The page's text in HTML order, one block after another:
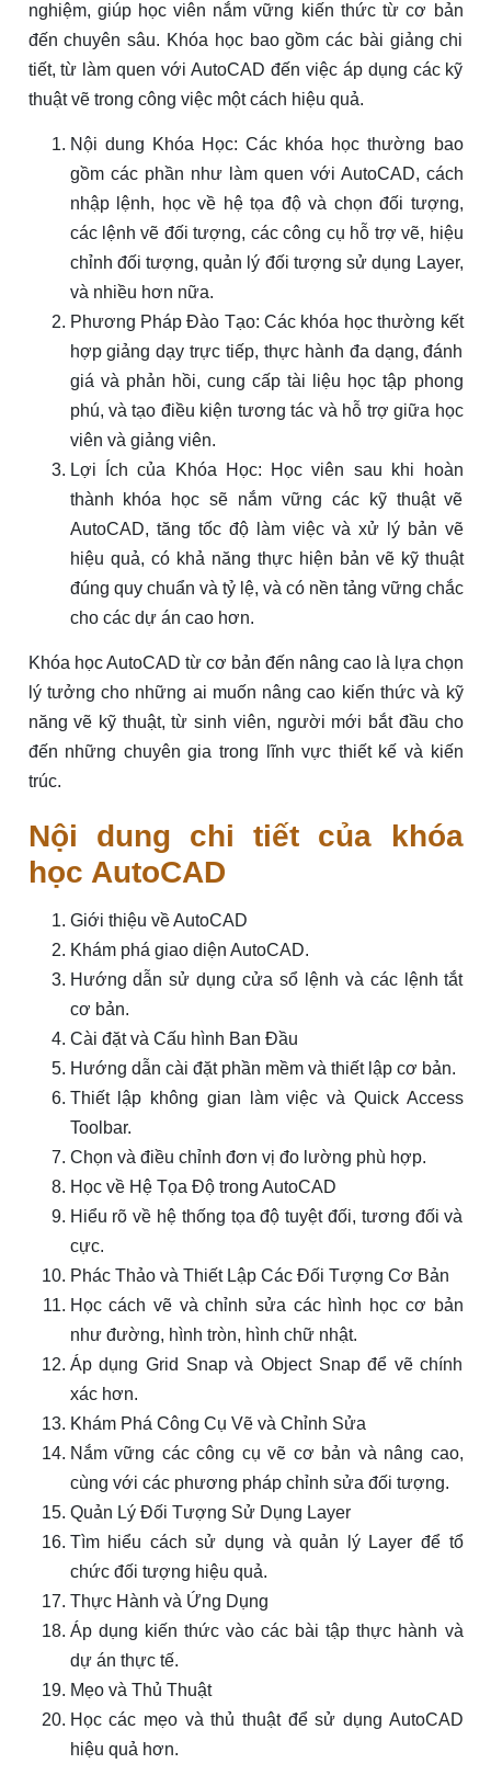
nghiệm, giúp học viên nắm vững kiến thức từ cơ bản
đến chuyên sâu. Khóa học bao gồm các bài giảng chi
tiết, từ làm quen với AutoCAD đến việc áp dụng các kỹ
thuật vẽ trong công việc một cách hiệu quả.
Nội dung Khóa Học: Các khóa học thường bao
gồm các phần như làm quen với AutoCAD, cách
nhập lệnh, học về hệ tọa độ và chọn đối tượng,
các lệnh vẽ đối tượng, các công cụ hỗ trợ vẽ, hiệu
chỉnh đối tượng, quản lý đối tượng sử dụng Layer,
và nhiều hơn nữa.
Phương Pháp Đào Tạo: Các khóa học thường kết
hợp giảng dạy trực tiếp, thực hành đa dạng, đánh
giá và phản hồi, cung cấp tài liệu học tập phong
phú, và tạo điều kiện tương tác và hỗ trợ giữa học
viên và giảng viên.
Lợi Ích của Khóa Học: Học viên sau khi hoàn
thành khóa học sẽ nắm vững các kỹ thuật vẽ
AutoCAD, tăng tốc độ làm việc và xử lý bản vẽ
hiệu quả, có khả năng thực hiện bản vẽ kỹ thuật
đúng quy chuẩn và tỷ lệ, và có nền tảng vững chắc
cho các dự án cao hơn.
Khóa học AutoCAD từ cơ bản đến nâng cao là lựa chọn
lý tưởng cho những ai muốn nâng cao kiến thức và kỹ
năng vẽ kỹ thuật, từ sinh viên, người mới bắt đầu cho
đến những chuyên gia trong lĩnh vực thiết kế và kiến
trúc.
Nội dung chi tiết của khóa
học AutoCAD
Giới thiệu về AutoCAD
Khám phá giao diện AutoCAD.
Hướng dẫn sử dụng cửa sổ lệnh và các lệnh tắt
cơ bản.
Cài đặt và Cấu hình Ban Đầu
Hướng dẫn cài đặt phần mềm và thiết lập cơ bản.
Thiết lập không gian làm việc và Quick Access
Toolbar.
Chọn và điều chỉnh đơn vị đo lường phù hợp.
Học về Hệ Tọa Độ trong AutoCAD
Hiểu rõ về hệ thống tọa độ tuyệt đối, tương đối và
cực.
Phác Thảo và Thiết Lập Các Đối Tượng Cơ Bản
Học cách vẽ và chỉnh sửa các hình học cơ bản
như đường, hình tròn, hình chữ nhật.
Áp dụng Grid Snap và Object Snap để vẽ chính
xác hơn.
Khám Phá Công Cụ Vẽ và Chỉnh Sửa
Nắm vững các công cụ vẽ cơ bản và nâng cao,
cùng với các phương pháp chỉnh sửa đối tượng.
Quản Lý Đối Tượng Sử Dụng Layer
Tìm hiểu cách sử dụng và quản lý Layer để tổ
chức đối tượng hiệu quả.
Thực Hành và Ứng Dụng
Áp dụng kiến thức vào các bài tập thực hành và
dự án thực tế.
Mẹo và Thủ Thuật
Học các mẹo và thủ thuật để sử dụng AutoCAD
hiệu quả hơn.